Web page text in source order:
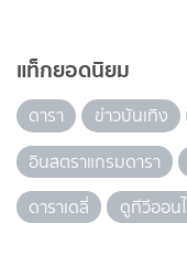
แท็กยอดนิยม
ดารา ข่าวบันเทิง
อินสตราแกรมดารา
ดาราเดลี่
ดูทีวีออน